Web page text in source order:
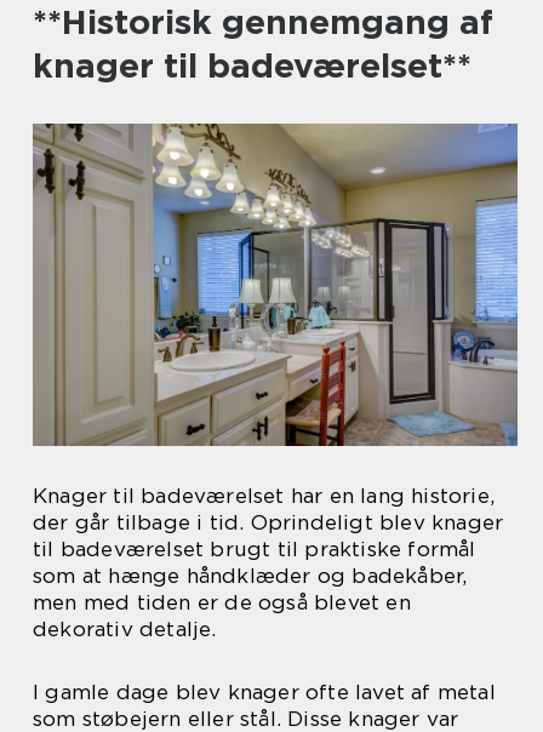
**Historisk gennemgang af
knager til badeværelset**
Knager til badeværelset har en lang historie,
der går tilbage i tid. Oprindeligt blev knager
til badeværelset brugt til praktiske formål
som at hænge håndklæder og badekåber,
men med tiden er de også blevet en
dekorativ detalje.
I gamle dage blev knager ofte lavet af metal
som støbejern eller stål. Disse knager var